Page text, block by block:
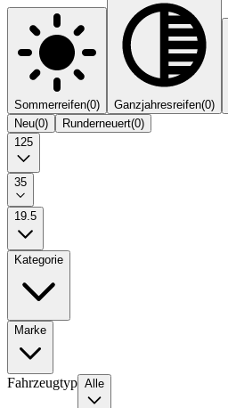
Sommerreifen(0) Ganzjahresreifen(0)
Neu(0) Runderneuert(0)
125
35
19.5
Kategorie
Marke
Fahrzeugtyp Alle